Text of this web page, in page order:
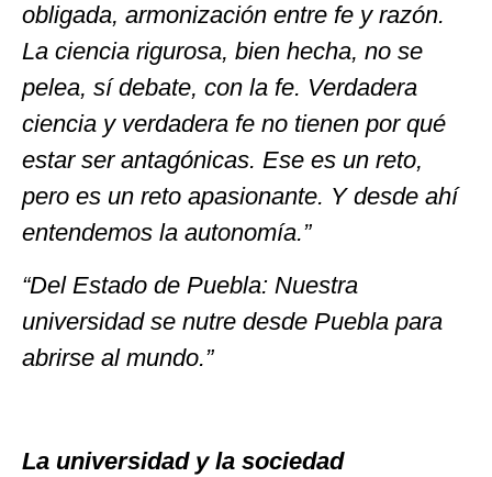
obligada, armonización entre fe y razón.
La ciencia rigurosa, bien hecha, no se
pelea, sí debate, con la fe. Verdadera
ciencia y verdadera fe no tienen por qué
estar ser antagónicas. Ese es un reto,
pero es un reto apasionante. Y desde ahí
entendemos la autonomía.”
“Del Estado de Puebla: Nuestra
universidad se nutre desde Puebla para
abrirse al mundo.”
La universidad y la sociedad